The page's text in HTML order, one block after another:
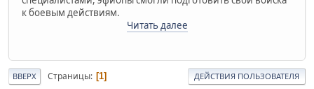
к боевым действиям.
Читать далее
ВВЕРХ Страницы 1 ДЕЙСТВИЯ ПОЛЬЗОВАТЕЛЯ